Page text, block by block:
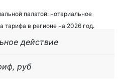
палатой: нотариальное
в регионе на 2026 год.
действие
руб